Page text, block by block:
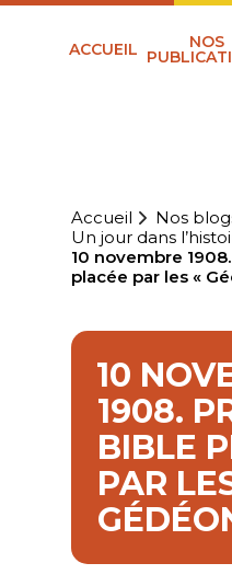
ACCUEIL NOS
Accueil
Nos
Un jour dans
10 novembre
placée par les «
10
1908.
BIBLE
PAR